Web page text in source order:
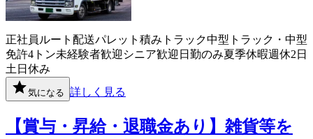
正社員 ルート配送パレット積み トラック中型トラック・中型
免許4トン未経験者歓迎 シニア歓迎 日勤のみ夏季休暇週休2日
土日休み
気になる 詳しく見る
【賞与・昇給・退職金あり】雑貨等を